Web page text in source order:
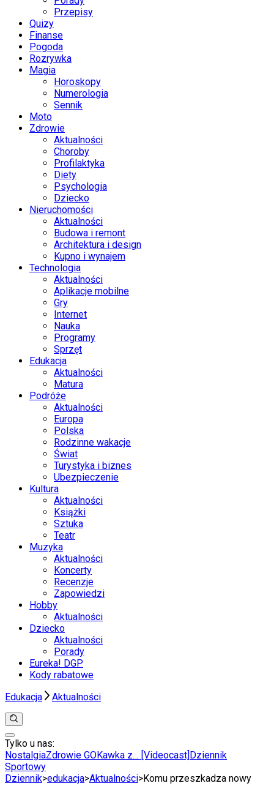
Przepisy
Quizy
Finanse
Pogoda
Rozrywka
Magia
Horoskopy
Numerologia
Sennik
Moto
Zdrowie
Aktualności
Choroby
Profilaktyka
Diety
Psychologia
Dziecko
Nieruchomości
Aktualności
Budowa i remont
Architektura i design
Kupno i wynajem
Technologia
Aktualności
Aplikacje mobilne
Gry
Internet
Nauka
Programy
Sprzęt
Edukacja
Aktualności
Matura
Podróże
Aktualności
Europa
Polska
Rodzinne wakacje
Świat
Turystyka i biznes
Ubezpieczenie
Kultura
Aktualności
Książki
Sztuka
Teatr
Muzyka
Aktualności
Koncerty
Recenzje
Zapowiedzi
Hobby
Aktualności
Dziecko
Aktualności
Porady
Eureka! DGP
Kody rabatowe
Edukacja
Aktualności
Anuluj
Wiadomości
Świat
Tylko u nas:
NostalgiaZdrowie GOKawka z… [Videocast] Dziennik
Sportowy
Dziennik>edukacja>Aktualności>Komu przeszkadza nowy